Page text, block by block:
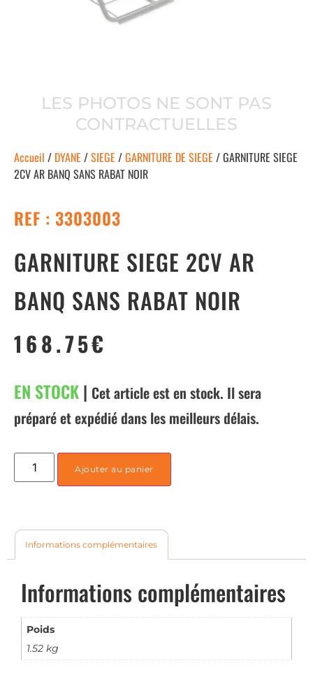
LES PHOTOS NE SONT PAS
CONTRACTUELLES
Accueil / DYANE /SIEGE /GARNITURE DE SIEGE / GARNITURE SIEGE
2CV AR BANQ SANS RABAT NOIR
REF : 3303003
GARNITURE SIEGE 2CV AR
BANQ SANS RABAT NOIR
168.75€
EN STOCK| Cet article est en stock. Il sera
préparé et expédié dans les meilleurs délais.
Ajouter au panier
Informations complémentaires
Informations complémentaires
Poids
1.52 kg